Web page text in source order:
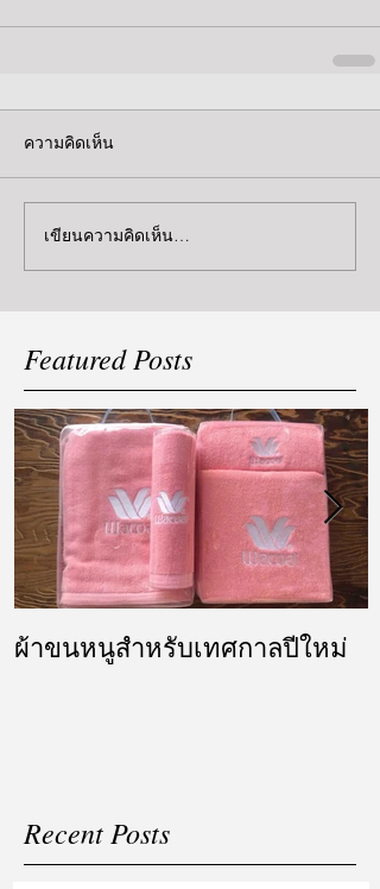
ความคิดเห็น
เขียนความคิดเห็น…
Featured Posts
ผ้าขนหนูสำหรับเทศกาลปีใหม่
Recent Posts